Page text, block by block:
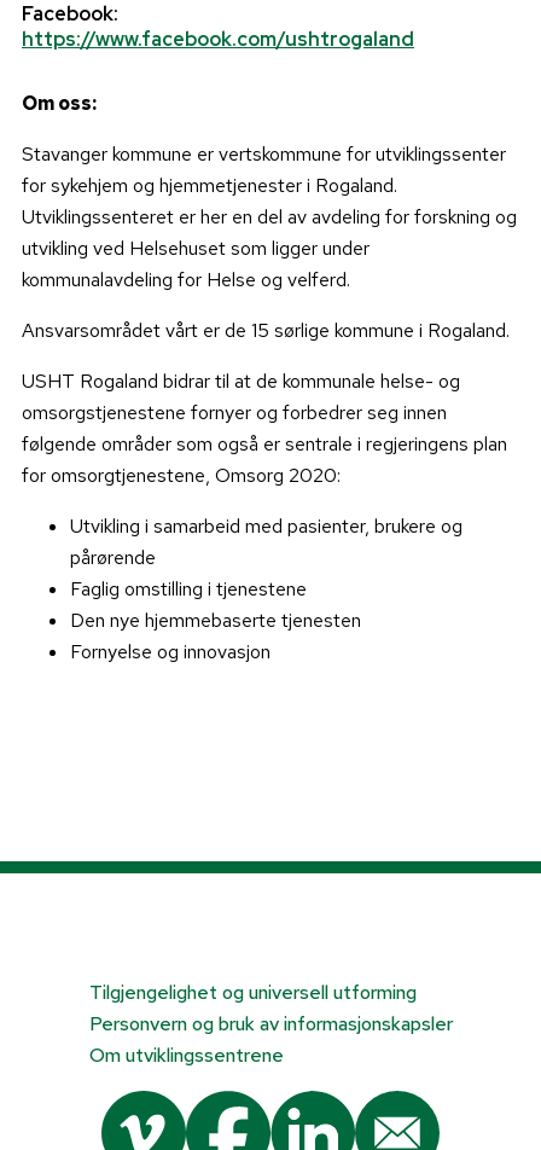
Facebook:
https://www.facebook.com/ushtrogaland
Om oss:
Stavanger kommune er vertskommune for utviklingssenter
for sykehjem og hjemmetjenester i Rogaland.
Utviklingssenteret er her en del av avdeling for forskning og
utvikling ved Helsehuset som ligger under
kommunalavdeling for Helse og velferd.
Ansvarsområdet vårt er de 15 sørlige kommune i Rogaland.
USHT Rogaland bidrar til at de kommunale helse- og
omsorgstjenestene fornyer og forbedrer seg innen
følgende områder som også er sentrale i regjeringens plan
for omsorgtjenestene, Omsorg 2020:
Utvikling i samarbeid med pasienter, brukere og
pårørende
Faglig omstilling i tjenestene
Den nye hjemmebaserte tjenesten
Fornyelse og innovasjon
Tilgjengelighet og universell utforming
Personvern og bruk av informasjonskapsler
Om utviklingssentrene